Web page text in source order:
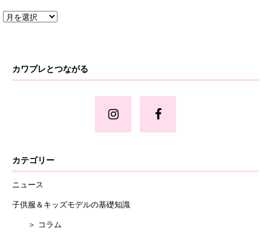
カワプレとつながる
カテゴリー
ニュース
子供服＆キッズモデルの基礎知識
＞ コラム